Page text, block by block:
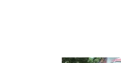
புதிய ஆளுநர் பதவியேற்பு!